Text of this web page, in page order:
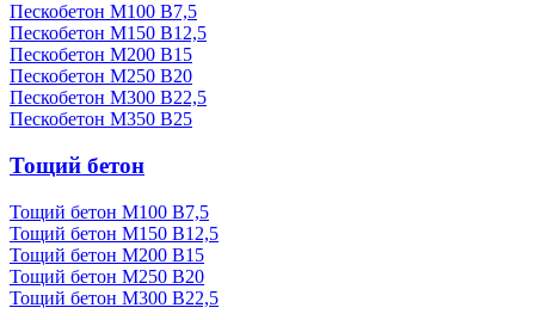
Пескобетон М100 В7,5
Пескобетон М150 В12,5
Пескобетон М200 В15
Пескобетон М250 В20
Пескобетон М300 В22,5
Пескобетон М350 В25
Тощий бетон
Тощий бетон М100 В7,5
Тощий бетон М150 В12,5
Тощий бетон М200 В15
Тощий бетон М250 В20
Тощий бетон М300 В22,5